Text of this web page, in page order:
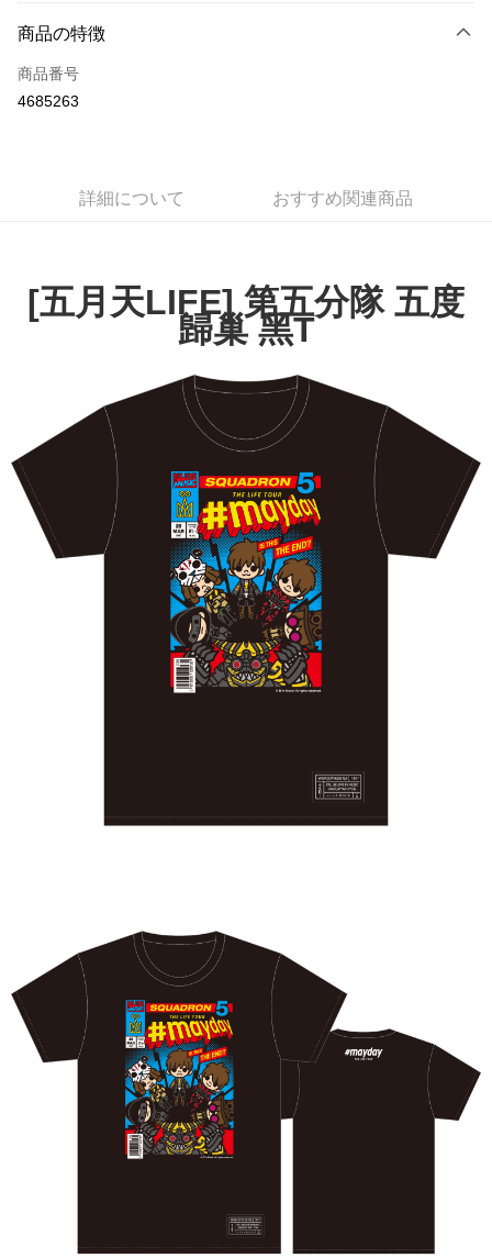
クレジットカード1回払い
コンビニ店頭代金引換
Easy Wallet
Plus Pay
全家取貨付款
配送毎にNT$65、NT$1,000以上で送料無料
付款後全家取貨
配送毎にNT$65、NT$1,000以上で送料無料
7-11取貨付款
配送毎にNT$65、NT$1,000以上で送料無料
配送毎にNT$65、NT$1,000以上で送料無料
商品の特徴
商品番号
4685263
詳細について おすすめ関連商品
[五月天LIFE] 第五分隊 五度
歸巢 黑T